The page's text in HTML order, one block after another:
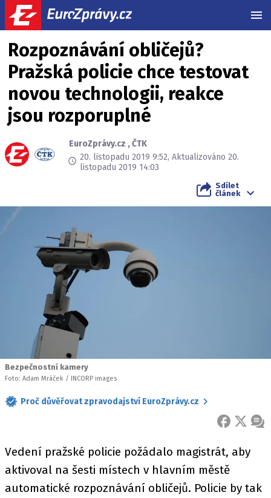
Rozpoznávání obličejů?
Pražská policie chce testovat
novou technologii, reakce
jsou rozporuplné
EuroZprávy.cz ,ČTK
20. listopadu 2019 9:52, Aktualizováno 20.
listopadu 2019 14:03
Sdílet
článek
Bezpečnostní kamery
Foto: Adam Mráček / INCORP images
Proč důvěřovat zpravodajství EuroZprávy.cz
FACEBOOK
X
Vedení pražské policie požádalo magistrát, aby
aktivoval na šesti místech v hlavním městě
automatické rozpoznávání obličejů. Policie by tak